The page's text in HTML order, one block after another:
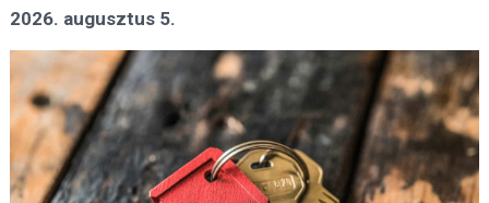
2026. augusztus 5.